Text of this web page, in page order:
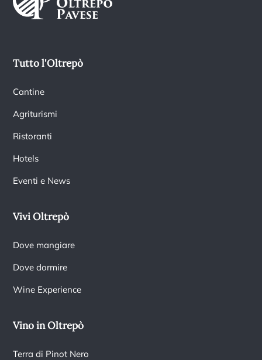
Tutto l'Oltrepò
Cantine
Agriturismi
Ristoranti
Hotels
Eventi e News
Vivi Oltrepò
Dove mangiare
Dove dormire
Wine Experience
Vino in Oltrepò
Terra di Pinot Nero